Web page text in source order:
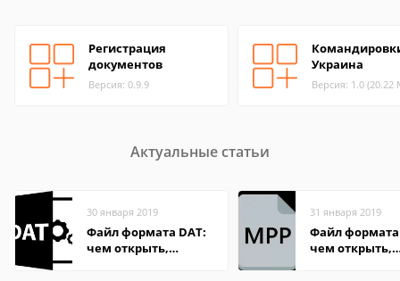
Регистрация
документов
Версия: 0.9.9
Украина
Версия: 1.0 (20.22
Актуальные статьи
30 января 2019
Файл формата DAT:
чем открыть,
31 января 2019
Файл
чем открыть,